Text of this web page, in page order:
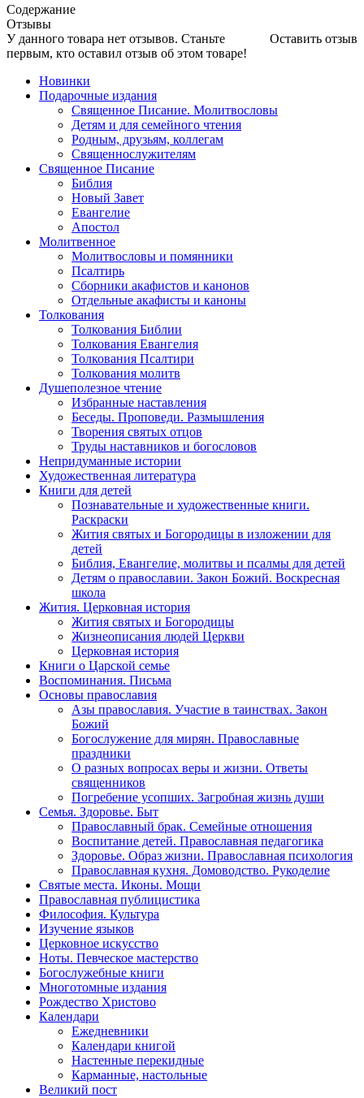
Содержание
Отзывы
Оставить отзыв
У данного товара нет отзывов. Станьте
первым, кто оставил отзыв об этом товаре!
Новинки
Подарочные издания
Священное Писание. Молитвословы
Детям и для семейного чтения
Родным, друзьям, коллегам
Священнослужителям
Священное Писание
Библия
Новый Завет
Евангелие
Апостол
Молитвенное
Молитвословы и помянники
Псалтирь
Сборники акафистов и канонов
Отдельные акафисты и каноны
Толкования
Толкования Библии
Толкования Евангелия
Толкования Псалтири
Толкования молитв
Душеполезное чтение
Избранные наставления
Беседы. Проповеди. Размышления
Творения святых отцов
Труды наставников и богословов
Непридуманные истории
Художественная литература
Книги для детей
Познавательные и художественные книги.
Раскраски
Жития святых и Богородицы в изложении для
детей
Библия, Евангелие, молитвы и псалмы для детей
Детям о православии. Закон Божий. Воскресная
школа
Жития. Церковная история
Жития святых и Богородицы
Жизнеописания людей Церкви
Церковная история
Книги о Царской семье
Воспоминания. Письма
Основы православия
Азы православия. Участие в таинствах. Закон
Божий
Богослужение для мирян. Православные
праздники
О разных вопросах веры и жизни. Ответы
священников
Погребение усопших. Загробная жизнь души
Семья. Здоровье. Быт
Православный брак. Семейные отношения
Воспитание детей. Православная педагогика
Здоровье. Образ жизни. Православная психология
Православная кухня. Домоводство. Рукоделие
Святые места. Иконы. Мощи
Православная публицистика
Философия. Культура
Изучение языков
Церковное искусство
Ноты. Певческое мастерство
Богослужебные книги
Многотомные издания
Рождество Христово
Календари
Ежедневники
Календари книгой
Настенные перекидные
Карманные, настольные
Великий пост